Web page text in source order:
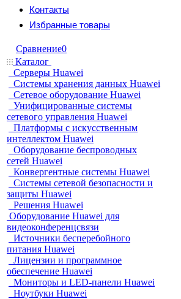
Контакты
Избранные товары
Сравнение0
Каталог
Серверы Huawei
Системы хранения данных Huawei
Сетевое оборудование Huawei
Унифицированные системы
сетевого управления Huawei
Платформы с искусственным
интеллектом Huawei
Оборудование беспроводных
сетей Huawei
Конвергентные системы Huawei
Системы сетевой безопасности и
защиты Huawei
Решения Huawei
Оборудование Huawei для
видеоконференцсвязи
Источники бесперебойного
питания Huawei
Лицензии и программное
обеспечение Huawei
Мониторы и LED-панели Huawei
Ноутбуки Huawei